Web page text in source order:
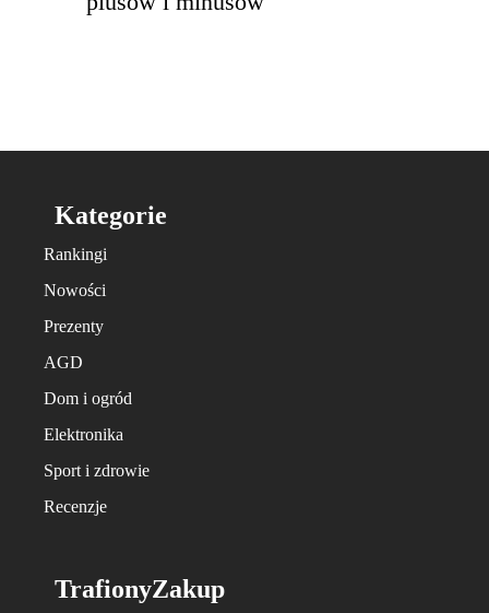
Kategorie
Rankingi
Nowości
Prezenty
AGD
Dom i ogród
Elektronika
Sport i zdrowie
Recenzje
TrafionyZakup